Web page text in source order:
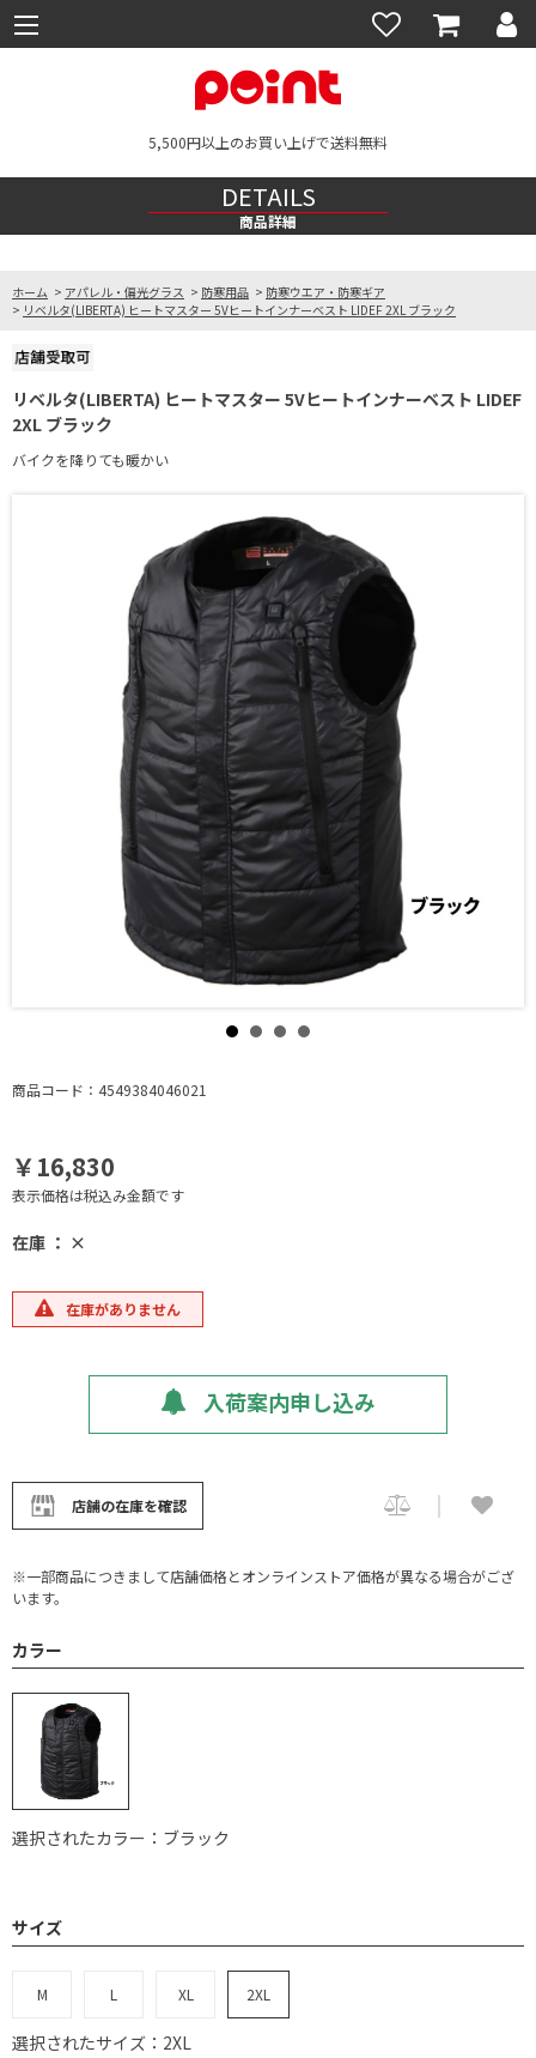
5,500円以上のお買い上げで送料無料
DETAILS
商品詳細
ホーム > アパレル・偏光グラス > 防寒用品 > 防寒ウエア・防寒ギア
> リベルタ(LIBERTA) ヒートマスター 5Vヒートインナーベスト LIDEF 2XL ブラック
リベルタ(LIBERTA) ヒートマスター 5Vヒートインナーベスト LIDEF
2XL ブラック
バイクを降りても暖かい
商品コード：4549384046021
￥16,830
表示価格は税込み金額です
在庫 ： ×
在庫がありません
入荷案内申し込み
店舗の在庫を確認
※一部商品につきまして店舗価格とオンラインストア価格が異なる場合がござ
います。
カラー
選択されたカラー：ブラック
サイズ
M L XL 2XL
選択されたサイズ：2XL